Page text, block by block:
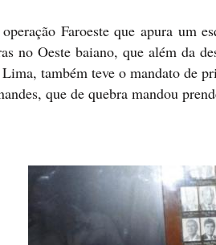
Faroeste que apura um
no Oeste baiano, que além da
também teve o mandato de
que de quebra mandou